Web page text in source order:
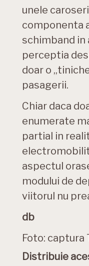
unele
componenta
schimband
perceptia
doar o
pasagerii.
Chiar daca
enumerate
partial in
aspectul
modului de
viitorul nu
db
Foto: captura
Distribuie